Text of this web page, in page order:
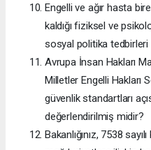
Engelli ve ağır hasta
kaldığı fiziksel ve
sosyal politika tedbirleri
Avrupa İnsan Hakları
Milletler Engelli Hakları
güvenlik standartları
değerlendirilmiş midir?
Bakanlığınız, 7538